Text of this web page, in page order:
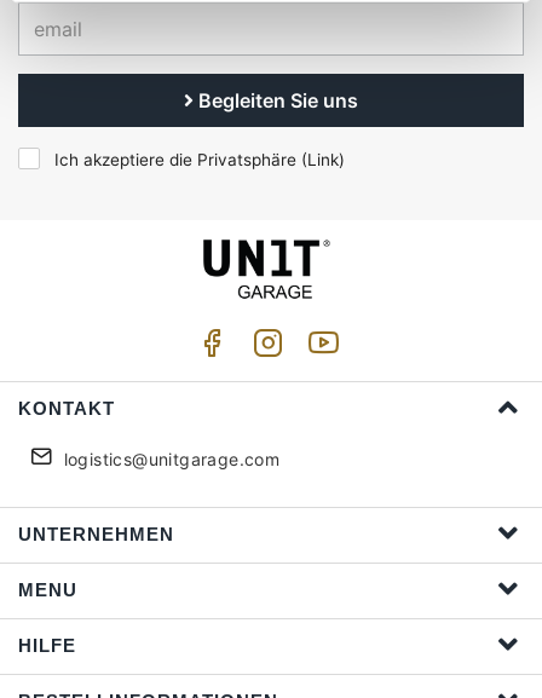
Begleiten Sie uns
Ich akzeptiere die Privatsphäre (Link)
KONTAKT
logistics@unitgarage.com
UNTERNEHMEN
MENU
HILFE